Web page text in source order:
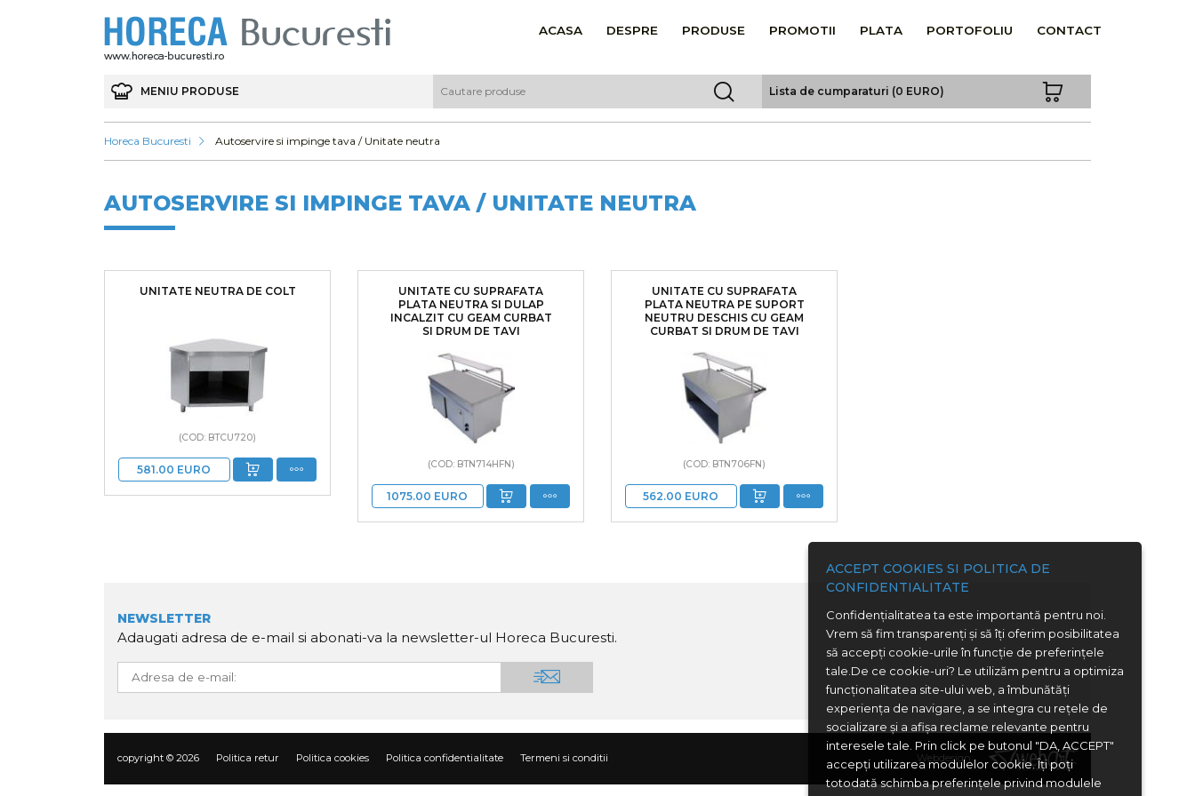
ACASA DESPRE PRODUSE PROMOTII PLATA PORTOFOLIU CONTACT
MENIU PRODUSE Lista de cumparaturi (0 EURO)
Horeca Bucuresti Autoservire si impinge tava / Unitate neutra
AUTOSERVIRE SI IMPINGE TAVA / UNITATE NEUTRA
UNITATE NEUTRA DE COLT
(COD: BTCU720)
581.00 EURO
UNITATE CU SUPRAFATA
PLATA NEUTRA SI DULAP
INCALZIT CU GEAM CURBAT
SI DRUM DE TAVI
(COD: BTN714HFN)
1075.00 EURO
UNITATE CU SUPRAFATA
PLATA NEUTRA PE SUPORT
NEUTRU DESCHIS CU GEAM
CURBAT SI DRUM DE TAVI
(COD: BTN706FN)
562.00 EURO
NEWSLETTER
Adaugati adresa de e-mail si abonati-va la newsletter-ul Horeca Bucuresti.
copyright © 2026 Politica retur Politica cookies Politica confidentialitate Termeni si conditii Webdesign:
ACCEPT COOKIES SI POLITICA DE
CONFIDENTIALITATE
Confidenţialitatea ta este importantă pentru noi.
Vrem să fim transparenţi și să îţi oferim posibilitatea
să accepţi cookie-urile în funcţie de preferinţele
tale.De ce cookie-uri? Le utilizăm pentru a optimiza
funcţionalitatea site-ului web, a îmbunătăţi
experienţa de navigare, a se integra cu reţele de
socializare şi a afişa reclame relevante pentru
interesele tale. Prin click pe butonul "DA, ACCEPT"
accepţi utilizarea modulelor cookie. Îţi poţi
totodată schimba preferinţele privind modulele